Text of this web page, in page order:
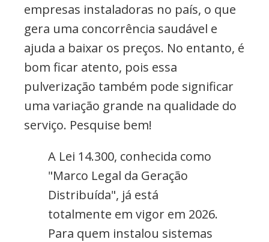
empresas instaladoras no país, o que
gera uma concorrência saudável e
ajuda a baixar os preços. No entanto, é
bom ficar atento, pois essa
pulverização também pode significar
uma variação grande na qualidade do
serviço. Pesquise bem!
A Lei 14.300, conhecida como
"Marco Legal da Geração
Distribuída", já está
totalmente em vigor em 2026.
Para quem instalou sistemas